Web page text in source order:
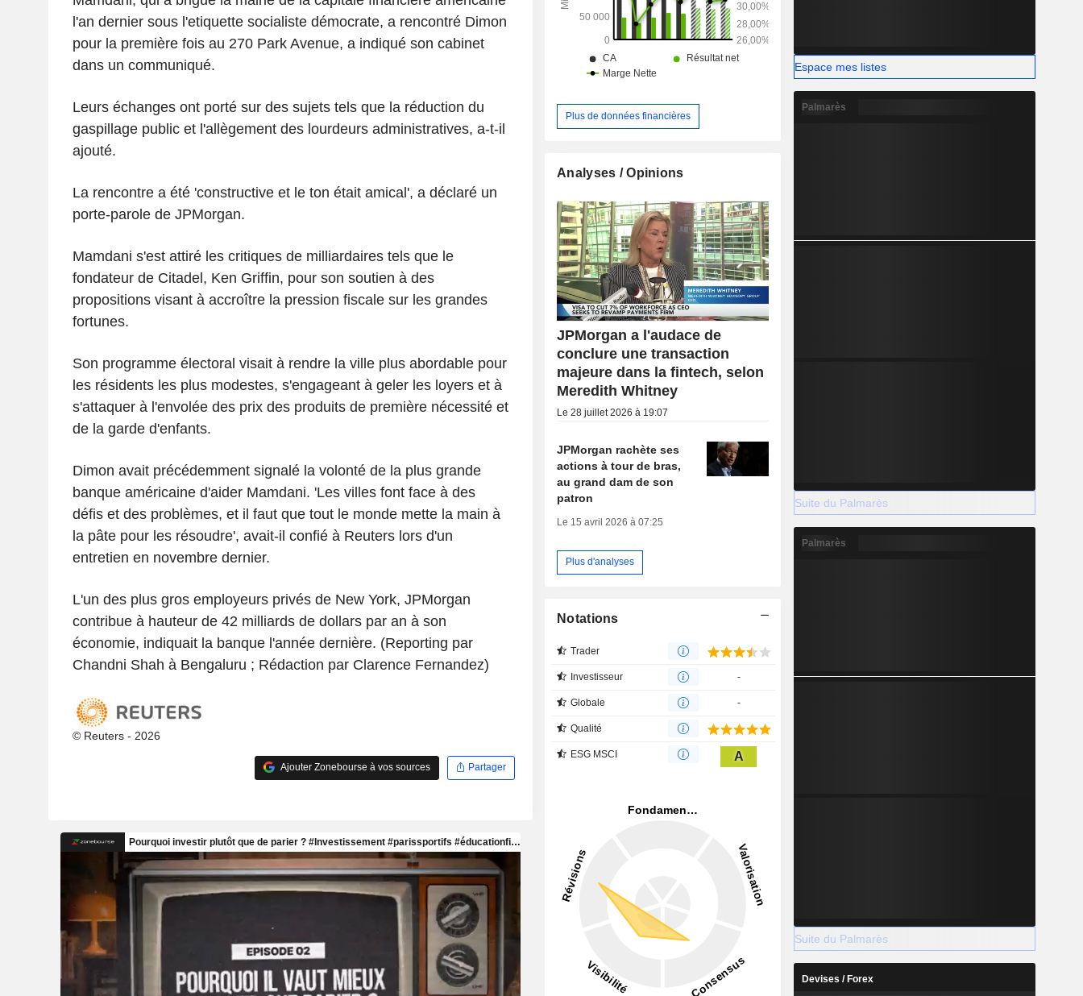
l'an dernier sous l'etiquette socialiste démocrate, a rencontré Dimon
pour la première fois au 270 Park Avenue, a indiqué son cabinet
dans un communiqué.
Leurs échanges ont porté sur des sujets tels que la réduction du
gaspillage public et l'allègement des lourdeurs administratives, a-t-il
ajouté.
La rencontre a été 'constructive et le ton était amical', a déclaré un
porte-parole de JPMorgan.
Mamdani s'est attiré les critiques de milliardaires tels que le
fondateur de Citadel, Ken Griffin, pour son soutien à des
propositions visant à accroître la pression fiscale sur les grandes
fortunes.
Son programme électoral visait à rendre la ville plus abordable pour
les résidents les plus modestes, s'engageant à geler les loyers et à
s'attaquer à l'envolée des prix des produits de première nécessité et
de la garde d'enfants.
Dimon avait précédemment signalé la volonté de la plus grande
banque américaine d'aider Mamdani. 'Les villes font face à des
défis et des problèmes, et il faut que tout le monde mette la main à
la pâte pour les résoudre', avait-il confié à Reuters lors d'un
entretien en novembre dernier.
L'un des plus gros employeurs privés de New York, JPMorgan
contribue à hauteur de 42 milliards de dollars par an à son
économie, indiquait la banque l'année dernière. (Reporting par
Chandni Shah à Bengaluru ; Rédaction par Clarence Fernandez)
© Reuters - 2026
Ajouter Zonebourse à vos sources Partager
Plus de données financières
Analyses / Opinions
JPMorgan a l'audace de
conclure une transaction
majeure dans la fintech, selon
Meredith Whitney
Le 28 juillet 2026 à 19:07
JPMorgan rachète ses
actions à tour de bras,
au grand dam de son
patron
Le 15 avril 2026 à 07:25
Plus d'analyses
Notations
Trader
Investisseur -
Globale -
Qualité
ESG MSCI A
Espace mes listes
Palmarès
Suite du Palmarès
Palmarès
Suite du Palmarès
Devises / Forex